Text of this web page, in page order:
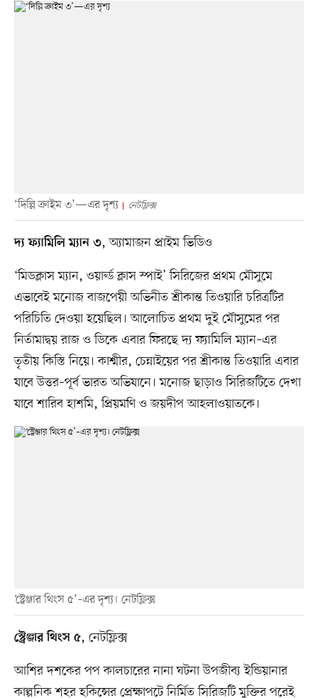
‘দিল্লি ক্রাইম ৩’—এর দৃশ্য নেটফ্লিক্স
দ্য ফ্যামিলি ম্যান ৩, অ্যামাজন প্রাইম ভিডিও
‘মিডক্লাস ম্যান, ওয়ার্ল্ড ক্লাস স্পাই’ সিরিজের প্রথম মৌসুমে
এভাবেই মনোজ বাজপেয়ী অভিনীত শ্রীকান্ত তিওয়ারি চরিত্রটির
পরিচিতি দেওয়া হয়েছিল। আলোচিত প্রথম দুই মৌসুমের পর
নির্তামাদ্বয় রাজ ও ডিকে এবার ফিরছে দ্য ফ্যামিলি ম্যান–এর
তৃতীয় কিস্তি নিয়ে। কাশ্মীর, চেন্নাইয়ের পর শ্রীকান্ত তিওয়ারি এবার
যাবে উত্তর–পূর্ব ভারত অভিযানে। মনোজ ছাড়াও সিরিজটিতে দেখা
যাবে শারিব হাশমি, প্রিয়মণি ও জয়দীপ আহলাওয়াতকে।
‘স্ট্রেঞ্জার থিংস ৫’–এর দৃশ্য। নেটফ্লিক্স
স্ট্রেঞ্জার থিংস ৫, নেটফ্লিক্স
আশির দশকের পপ কালচারের নানা ঘটনা উপজীব্য ইন্ডিয়ানার
কাল্পনিক শহর হকিন্সের প্রেক্ষাপটে নির্মিত সিরিজটি মুক্তির পরেই